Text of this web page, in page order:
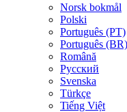
Norsk bokmål
Polski
Português (PT)
Português (BR)
Română
Русский
Svenska
Türkçe
Tiếng Việt